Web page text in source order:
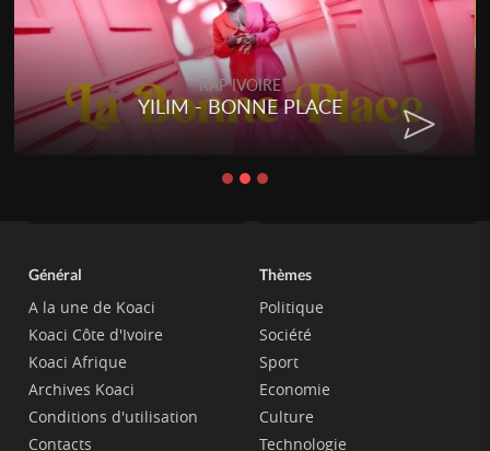
RAP IVOIRE
YILIM - BONNE PLACE
Général
A la une de Koaci
Koaci Côte d'Ivoire
Koaci Afrique
Archives Koaci
Conditions d'utilisation
Contacts
Thèmes
Politique
Société
Sport
Economie
Culture
Technologie